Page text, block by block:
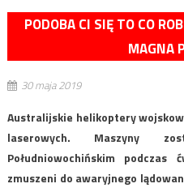
PODOBA CI SIĘ TO CO
MAGNA
30 maja 2019
Australijskie helikoptery
laserowych. Maszyny
Południowochińskim
zmuszeni do awaryjnego